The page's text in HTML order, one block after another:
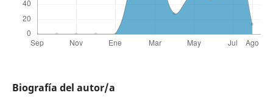
Biografía del autor/a